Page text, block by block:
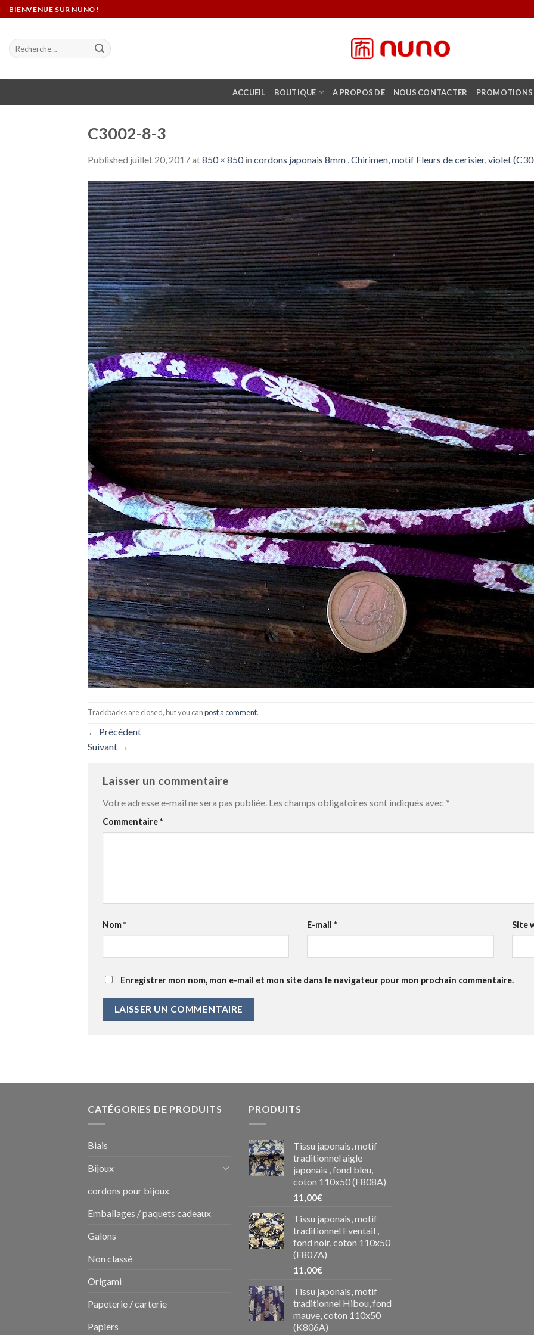
Skip
to
content
BIENVENUE SUR NUNO !
Recherche
pour :
ACCUEIL BOUTIQUE A PROPOS DE NOUS CONTACTER PROMOTIONS
C3002-8-3
Published juillet 20, 2017at850 × 850in cordons japonais 8mm , Chirimen, motif Fleurs de cerisier, violet
Trackbacks are closed, but you canpost a comment.
← Précédent
Suivant →
Laisser un commentaire
Votre adresse e-mail ne sera pas publiée. Les champs obligatoires sont indiqués avec *
Commentaire*
Nom* E-mail* Site
Enregistrer mon nom, mon e-mail et mon site dans le navigateur pour mon prochain commentaire.
CATÉGORIES DE PRODUITS
Biais
Bijoux
cordons pour bijoux
Emballages / paquets cadeaux
Galons
Non classé
Origami
Papeterie / carterie
Papiers
PRODUITS
Tissu japonais, motif
traditionnel aigle
japonais , fond bleu,
coton 110x50 (F808A)
11,00€
Tissu japonais, motif
traditionnel Eventail ,
fond noir, coton 110x50
(F807A)
11,00€
Tissu japonais, motif
traditionnel Hibou, fond
mauve, coton 110x50
(K806A)